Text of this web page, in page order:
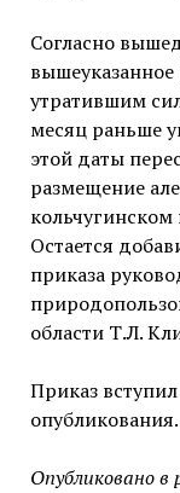
Согласно
утратившим
месяц раньше
этой даты
размещение
Остается
приказа
области Т.Л.
Приказ
опубликования.
Опубликовано в